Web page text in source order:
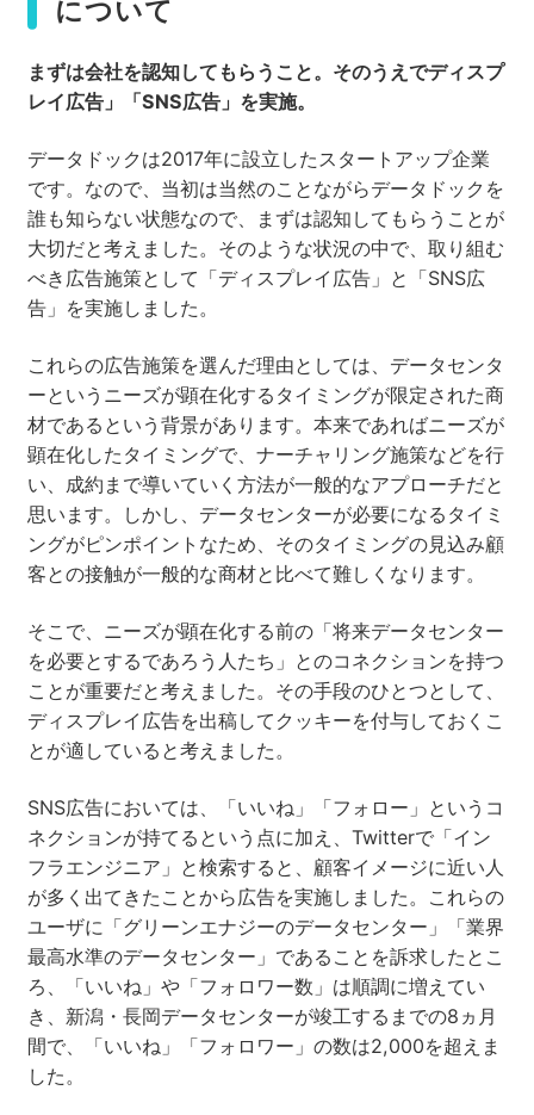
について
まずは会社を認知してもらうこと。そのうえでディスプ
レイ広告」「SNS広告」を実施。
データドックは2017年に設立したスタートアップ企業
です。なので、当初は当然のことながらデータドックを
誰も知らない状態なので、まずは認知してもらうことが
大切だと考えました。そのような状況の中で、取り組む
べき広告施策として「ディスプレイ広告」と「SNS広
告」を実施しました。
これらの広告施策を選んだ理由としては、データセンタ
ーというニーズが顕在化するタイミングが限定された商
材であるという背景があります。本来であればニーズが
顕在化したタイミングで、ナーチャリング施策などを行
い、成約まで導いていく方法が一般的なアプローチだと
思います。しかし、データセンターが必要になるタイミ
ングがピンポイントなため、そのタイミングの見込み顧
客との接触が一般的な商材と比べて難しくなります。
そこで、ニーズが顕在化する前の「将来データセンター
を必要とするであろう人たち」とのコネクションを持つ
ことが重要だと考えました。その手段のひとつとして、
ディスプレイ広告を出稿してクッキーを付与しておくこ
とが適していると考えました。
SNS広告においては、「いいね」「フォロー」というコ
ネクションが持てるという点に加え、Twitterで「イン
フラエンジニア」と検索すると、顧客イメージに近い人
が多く出てきたことから広告を実施しました。これらの
ユーザに「グリーンエナジーのデータセンター」「業界
最高水準のデータセンター」であることを訴求したとこ
ろ、「いいね」や「フォロワー数」は順調に増えてい
き、新潟・長岡データセンターが竣工するまでの8ヵ月
間で、「いいね」「フォロワー」の数は2,000を超えま
した。